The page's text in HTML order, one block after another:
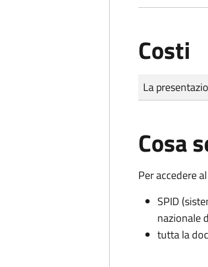
Costi
Tipo di
Importo
La
Cosa
Per accedere
SPID
nazionale
tutta la